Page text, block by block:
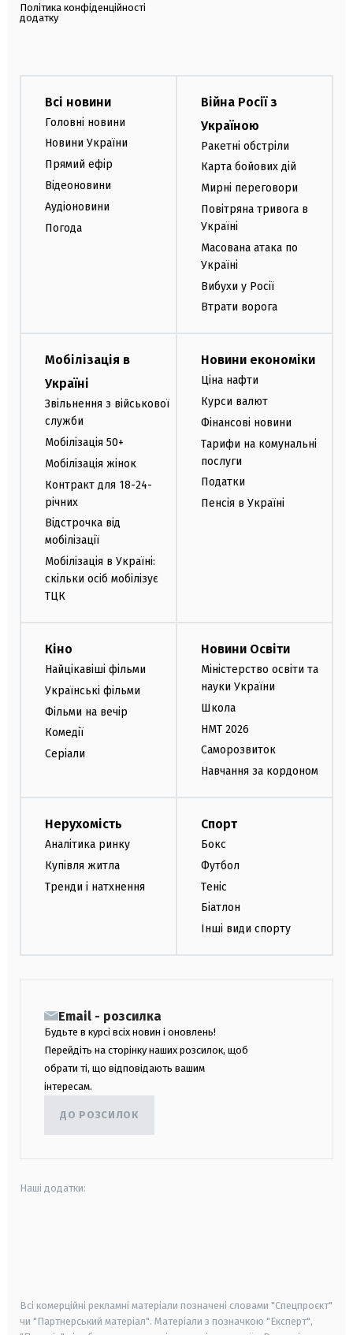
Політика конфіденційності
додатку
Всі новини
Головні новини
Новини України
Прямий ефір
Відеоновини
Аудіоновини
Погода
Війна Росії з
Україною
Ракетні обстріли
Карта бойових дій
Мирні переговори
Повітряна тривога в
Україні
Масована атака по
Україні
Вибухи у Росії
Втрати ворога
Мобілізація в
Україні
Звільнення з військової
служби
Мобілізація 50+
Мобілізація жінок
Контракт для 18-24-
річних
Відстрочка від
мобілізації
Мобілізація в Україні:
скільки осіб мобілізує
ТЦК
Новини економіки
Ціна нафти
Курси валют
Фінансові новини
Тарифи на комунальні
послуги
Податки
Пенсія в Україні
Кіно
Найцікавіші фільми
Українські фільми
Фільми на вечір
Комедії
Серіали
Новини Освіти
Міністерство освіти та
науки України
Школа
НМТ 2026
Саморозвиток
Навчання за кордоном
Нерухомість
Аналітика ринку
Купівля житла
Тренди і натхнення
Спорт
Бокс
Футбол
Теніс
Біатлон
Інші види спорту
Email - розсилка
Будьте в курсі всіх новин і оновлень!
Перейдіть на сторінку наших розсилок, щоб
обрати ті, що відповідають вашим
інтересам.
ДО РОЗСИЛОК
Наші додатки:
Всі комерційні рекламні матеріали позначені словами "Спецпроєкт"
чи "Партнерський матеріал". Матеріали з позначкою "Експерт",